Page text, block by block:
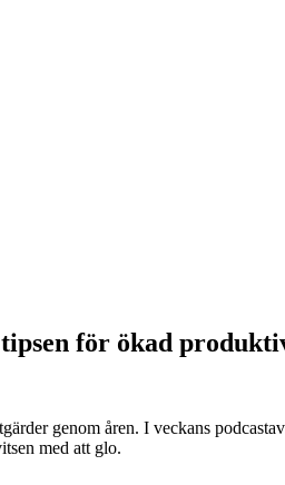
för ökad
genom åren. I veckans
med att glo.